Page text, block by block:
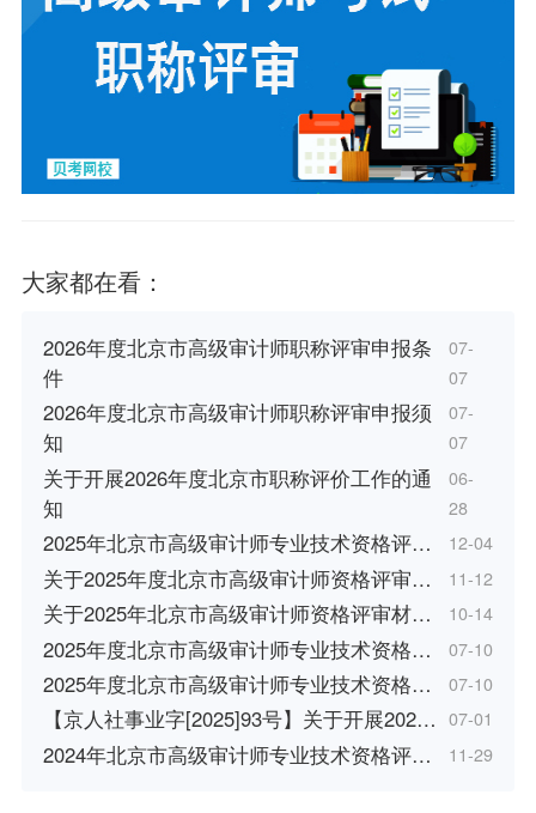
大家都在看：
2026年度北京市高级审计师职称评审申报条
件
07-
07
2026年度北京市高级审计师职称评审申报须
知
07-
07
关于开展2026年度北京市职称评价工作的通
知
06-
28
2025年北京市高级审计师专业技术资格评… 12-04
关于2025年度北京市高级审计师资格评审… 11-12
关于2025年北京市高级审计师资格评审材… 10-14
2025年度北京市高级审计师专业技术资格… 07-10
2025年度北京市高级审计师专业技术资格… 07-10
【京人社事业字[2025]93号】关于开展202… 07-01
2024年北京市高级审计师专业技术资格评… 11-29